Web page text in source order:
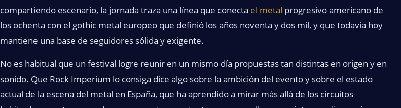
compartiendo escenario, la jornada traza una línea que conecta el metal progresivo americano de
los ochenta con el gothic metal europeo que definió los años noventa y dos mil, y que todavía hoy
mantiene una base de seguidores sólida y exigente.
No es habitual que un festival logre reunir en un mismo día propuestas tan distintas en origen y en
sonido. Que Rock Imperium lo consiga dice algo sobre la ambición del evento y sobre el estado
actual de la escena del metal en España, que ha aprendido a mirar más allá de los circuitos